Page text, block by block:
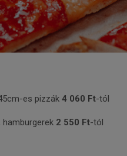
es pizzák 4 060 Ft-tól
hamburgerek 2 550 Ft-tól